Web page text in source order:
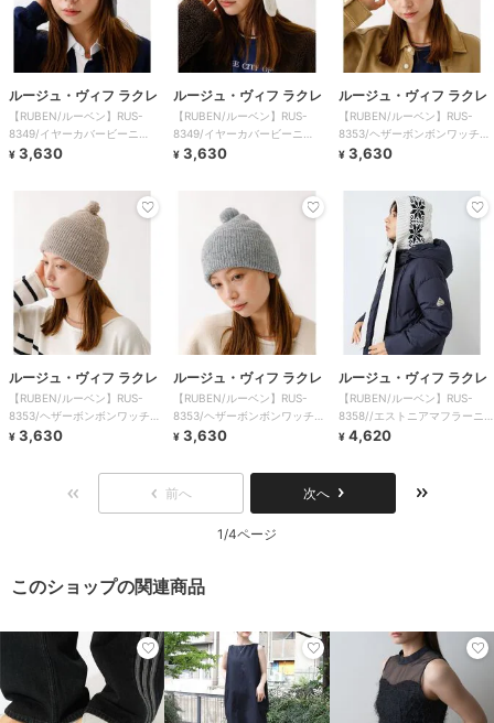
ルージュ・ヴィフ ラクレ
【RUBEN/ルーベン】RUS-
8349/イヤーカバービーニ
ー/EAR COVE
¥ 3,630
ルージュ・ヴィフ ラクレ
【RUBEN/ルーベン】RUS-
8349/イヤーカバービーニ
ー/EAR COVE
¥ 3,630
ルージュ・ヴィフ ラクレ
【RUBEN/ルーベン】RUS-
8353/ヘザーボンボンワッチキ
ャップ/HEAT
¥ 3,630
ルージュ・ヴィフ ラクレ
【RUBEN/ルーベン】RUS-
8353/ヘザーボンボンワッチキ
ャップ/HEAT
¥ 3,630
ルージュ・ヴィフ ラクレ
【RUBEN/ルーベン】RUS-
8353/ヘザーボンボンワッチキ
ャップ/HEAT
¥ 3,630
ルージュ・ヴィフ ラクレ
【RUBEN/ルーベン】RUS-
8358//エストニアマフラーニ
ット/ESTON
¥ 4,620
前へ 次へ
1/4ページ
このショップの関連商品